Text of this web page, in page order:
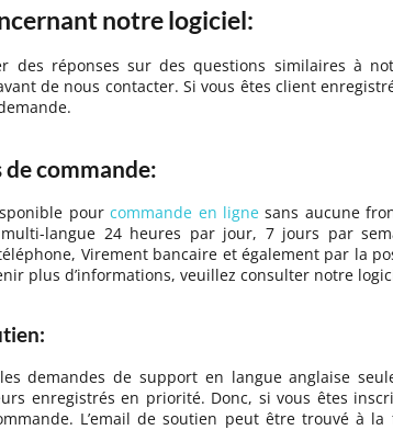
notre logiciel:
des réponses sur des questions similaires à
de nous contacter. Si vous êtes client
commande:
pourcommande en lignesans aucune
langue 24 heures par jour, 7 jours par
Virement bancaire et également par la
plus d’informations, veuillez consulter notre
demandes de support en langue anglaise
enregistrés en priorité. Donc, si vous êtes
L’email de soutien peut être trouvé à